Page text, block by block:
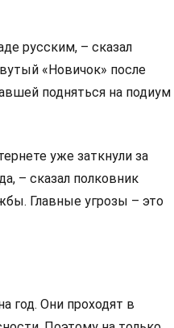
русским, – сказал
«Новичок» после
подняться на подиум
уже заткнули за
– сказал полковник
Главные угрозы – это
год. Они проходят в